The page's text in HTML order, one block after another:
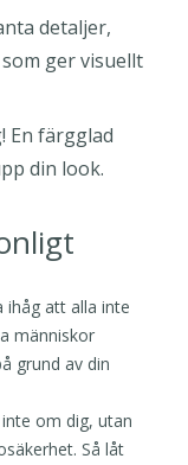
detaljer,
ger visuellt
En färgglad
din look.
ihåg att alla inte
människor
grund av din
om dig, utan
Så låt